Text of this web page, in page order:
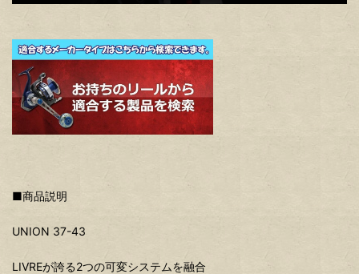
■商品説明
UNION 37-43
LIVREが誇る2つの可変システムを融合